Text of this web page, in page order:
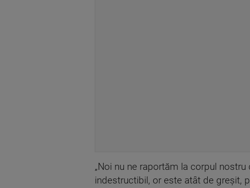
„Noi nu ne raportăm la corpul
indestructibil, or este atât de greşit,